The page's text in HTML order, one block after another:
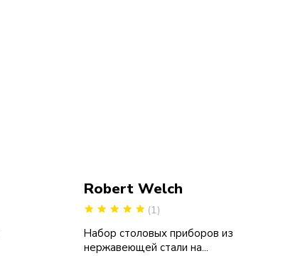
Robert Welch
(1)
Набор столовых приборов из
нержавеющей стали на...